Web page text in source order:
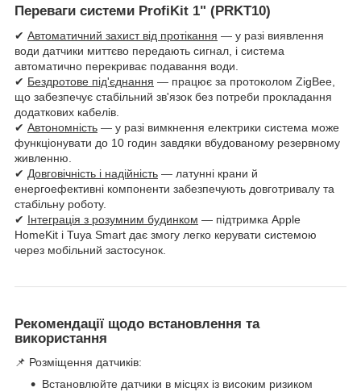
Переваги системи ProfiKit 1" (PRKT10)
✔ Автоматичний захист від протікання — у разі виявлення
води датчики миттєво передають сигнал, і система
автоматично перекриває подавання води.
✔ Бездротове під'єднання — працює за протоколом ZigBee,
що забезпечує стабільний зв'язок без потреби прокладання
додаткових кабелів.
✔ Автономність — у разі вимкнення електрики система може
функціонувати до 10 годин завдяки вбудованому резервному
живленню.
✔ Довговічність і надійність — латунні крани й
енергоефективні компоненти забезпечують довготривалу та
стабільну роботу.
✔ Інтеграція з розумним будинком — підтримка Apple
HomeKit і Tuya Smart дає змогу легко керувати системою
через мобільний застосунок.
Рекомендації щодо встановлення та
використання
📌 Розміщення датчиків:
Встановлюйте датчики в місцях із високим ризиком